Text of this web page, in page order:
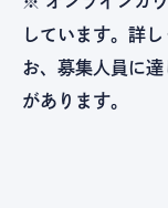
しています。詳し
お、募集人員に
があります。